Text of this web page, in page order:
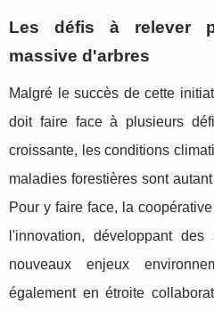
Les défis à relever
massive d'arbres
Malgré le succès de cette
doit faire face à plusieurs
croissante, les conditions
maladies forestières sont
Pour y faire face, la
l'innovation, développant
nouveaux enjeux
également en étroite